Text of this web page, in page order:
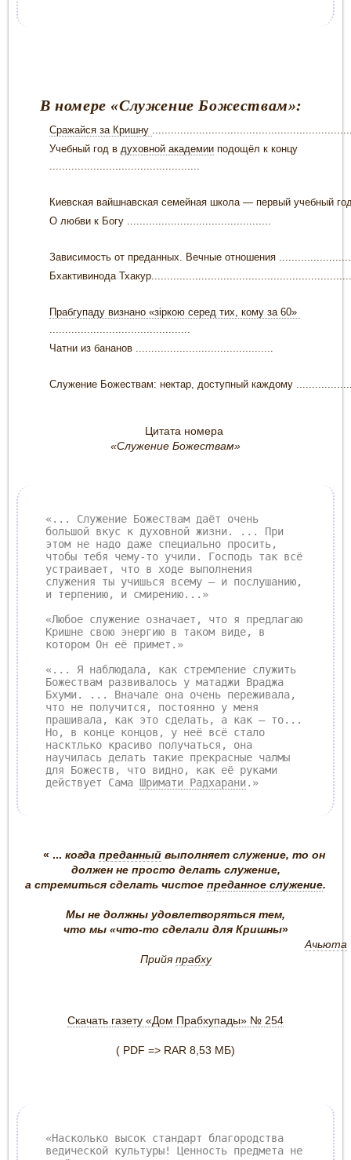
В номере «Служение Божествам»:
Сражайся за Кришну
Учебный год в духовной академии подощёл к концу
Киевская вайшнавская семейная школа — первый учебный
О любви к Богу ..............................................
Зависимость от преданных. Вечные отношения
Бхактивинода
Прабгупаду визнано «зіркою серед тих, кому за 60»
Чатни из бананов ............................................
Служение Божествам: нектар, доступный каждому
Цитата номера
«Служение Божествам»
«... Служение Божествам даёт очень
большой вкус к духовной жизни. ... При
этом не надо даже специально просить,
чтобы тебя чему-то учили. Господь так всё
устраивает, что в ходе выполнения
служения ты учишься всему – и послушанию,
и терпению, и смирению...»
«Любое служение означает, что я предлагаю
Кришне свою энергию в таком виде, в
котором Он её примет.»
«... Я наблюдала, как стремление служить
Божествам развивалось у матаджи Враджа
Бхуми. ... Вначале она очень переживала,
что не получится, постоянно у меня
прашивала, как это сделать, а как – то...
Но, в конце концов, у неё всё стало
насктлько красиво получаться, она
научилась делать такие прекрасные чалмы
для Божеств, что видно, как её руками
действует Сама Шримати Радхарани .»
« ... когда преданныйвыполняет служение, то он
должен не просто делать служение,
а стремиться сделать чистое преданное служение.
Мы не должны удовлетворяться тем,
что мы «что-то сделали для Кришны»
Ачьюта
Прийяпрабху
Скачать газету «Дом Прабхупады» № 254
( PDF => RAR 8,53 МБ)
«Насколько высок стандарт благородства
ведической культуры! Ценность предмета не